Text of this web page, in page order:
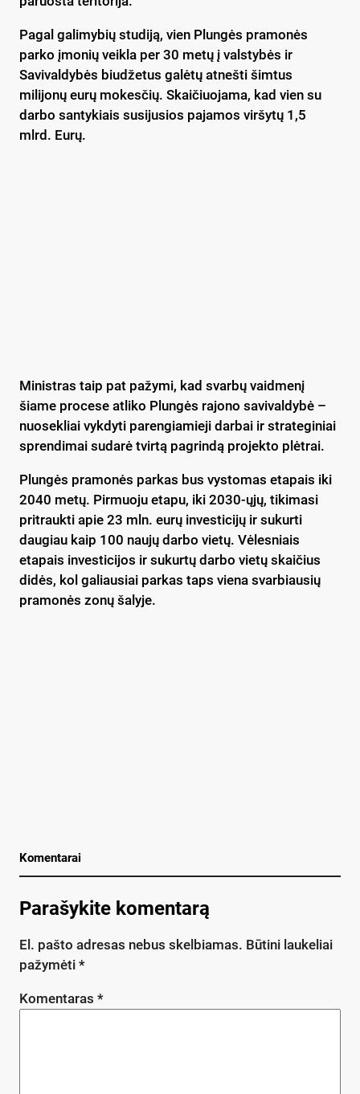
Pagal galimybių studiją, vien Plungės pramonės
parko įmonių veikla per 30 metų į valstybės ir
Savivaldybės biudžetus galėtų atnešti šimtus
milijonų eurų mokesčių. Skaičiuojama, kad vien su
darbo santykiais susijusios pajamos viršytų 1,5
mlrd. Eurų.
Ministras taip pat pažymi, kad svarbų vaidmenį
šiame procese atliko Plungės rajono savivaldybė –
nuosekliai vykdyti parengiamieji darbai ir strateginiai
sprendimai sudarė tvirtą pagrindą projekto plėtrai.
Plungės pramonės parkas bus vystomas etapais iki
2040 metų. Pirmuoju etapu, iki 2030-ųjų, tikimasi
pritraukti apie 23 mln. eurų investicijų ir sukurti
daugiau kaip 100 naujų darbo vietų. Vėlesniais
etapais investicijos ir sukurtų darbo vietų skaičius
didės, kol galiausiai parkas taps viena svarbiausių
pramonės zonų šalyje.
Komentarai
Parašykite komentarą
El. pašto adresas nebus skelbiamas. Būtini laukeliai
pažymėti *
Komentaras *